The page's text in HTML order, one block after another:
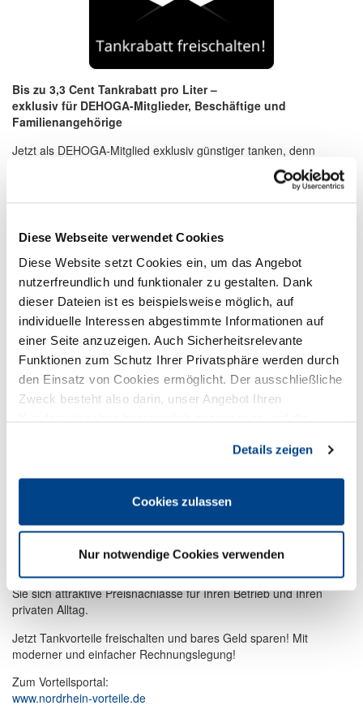
Diese Webseite verwendet Cookies
Diese Website setzt Cookies ein, um das Angebot
nutzerfreundlich und funktionaler zu gestalten. Dank
dieser Dateien ist es beispielsweise möglich, auf
individuelle Interessen abgestimmte Informationen auf
einer Seite anzuzeigen. Auch Sicherheitsrelevante
Funktionen zum Schutz Ihrer Privatsphäre werden durch
den Einsatz von Cookies ermöglicht. Der ausschließliche
Zweck besteht also darin, unser Angebot Ihren
Details zeigen
Cookies zulassen
Nur notwendige Cookies verwenden
Bis zu 3,3 Cent Tankrabatt pro Liter –
exklusiv für DEHOGA-Mitglieder, Beschäftige und
Familienangehörige
Jetzt als DEHOGA-Mitglied exklusiv günstiger tanken, denn
steigende Mobilitätskosten belasten viele Betriebe im
Gastgewerbe. Mit den exklusiven Tankvorteilen für DEHOGA-
der Zapfsäule von attraktiven Sofortrabatten.
Ihre exklusiven Tankvorteile
Bis zu 3,3 Cent brutto je Liter Tankrabatt bei star ORLEN für
Geschäftskunden
Bis zu 3,0 Cent brutto je Liter Tankrabatt bei TotalEnergies,
AVIA, Westfalen, Aral und Eni für Geschäftskunden
2,0 Cent brutto je Liter Tankrabatt bei TotalEnergies, AVIA,
Westfalen, Aral und Eni für Privatkunden
Zusätzliche Vergünstigungen, beispielsweise Rabatte auf
Autowäschen, Schmierstoffe und AdBlue
Profitieren Sie zusätzlich von attraktiven Vorteilen außerhalb der
Tankstelle:
10 % Dauerrabatt auf Bürobedarf bei OTTO Office
Damit sparen Sie nicht nur unterwegs, sondern auch bei den
täglichen Betriebsausgaben.
Nutzen Sie die Vorteile Ihrer DEHOGA-Mitgliedschaft und sichern
Sie sich attraktive Preisnachlässe für Ihren Betrieb und Ihren
privaten Alltag.
Jetzt Tankvorteile freischalten und bares Geld sparen! Mit
moderner und einfacher Rechnungslegung!
Zum Vorteilsportal:
www.nordrhein-vorteile.de